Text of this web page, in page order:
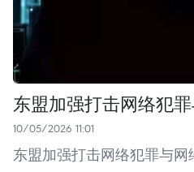
东盟加强打击网络犯
10/05/2026 11:01
东盟加强打击网络犯罪与网